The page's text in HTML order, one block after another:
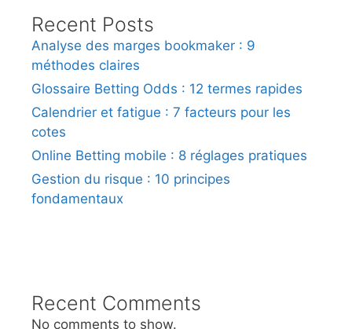
Recent Posts
Analyse des marges bookmaker : 9
méthodes claires
Glossaire Betting Odds : 12 termes rapides
Calendrier et fatigue : 7 facteurs pour les
cotes
Online Betting mobile : 8 réglages pratiques
Gestion du risque : 10 principes
fondamentaux
Recent Comments
No comments to show.